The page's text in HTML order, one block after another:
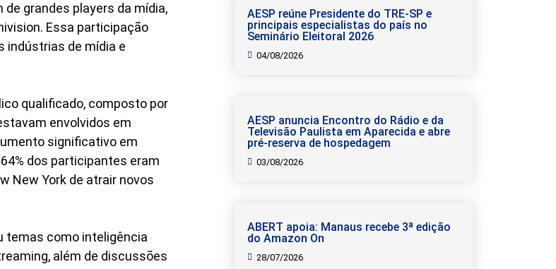
de grandes players da mídia,
Essa participação
indústrias de mídia e
qualificado, composto por
envolvidos em
significativo em
dos participantes eram
New York de atrair novos
temas como inteligência
além de discussões
AESP reúne Presidente do TRE-SP e
principais especialistas do país no
Seminário Eleitoral 2026
04/08/2026
AESP anuncia Encontro do Rádio e da
Televisão Paulista em Aparecida e abre
pré-reserva de hospedagem
03/08/2026
ABERT apoia: Manaus recebe 3ª edição
do Amazon On
28/07/2026